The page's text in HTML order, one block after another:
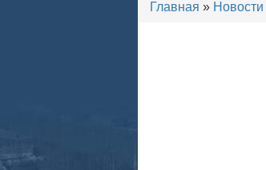
Главная » Новости